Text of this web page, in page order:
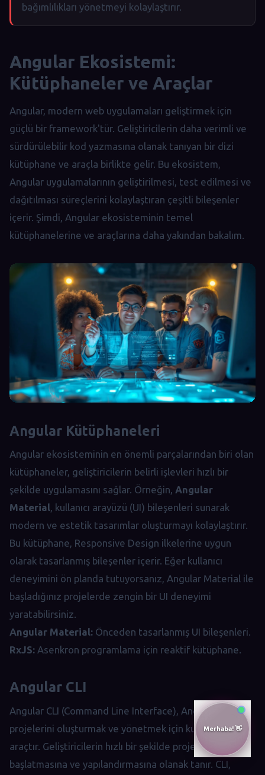
bağımlılıkları yönetmeyi kolaylaştırır.
Angular Ekosistemi:
Kütüphaneler ve Araçlar
Angular, modern web uygulamaları geliştirmek için
güçlü bir framework'tür. Geliştiricilerin daha verimli ve
sürdürülebilir kod yazmasına olanak tanıyan bir dizi
kütüphane ve araçla birlikte gelir. Bu ekosistem,
Angular uygulamalarının geliştirilmesi, test edilmesi ve
dağıtılması süreçlerini kolaylaştıran çeşitli bileşenler
içerir. Şimdi, Angular ekosisteminin temel
kütüphanelerine ve araçlarına daha yakından bakalım.
Angular Kütüphaneleri
Angular ekosisteminin en önemli parçalarından biri olan
kütüphaneler, geliştiricilerin belirli işlevleri hızlı bir
şekilde uygulamasını sağlar. Örneğin, Angular
Material, kullanıcı arayüzü (UI) bileşenleri sunarak
modern ve estetik tasarımlar oluşturmayı kolaylaştırır.
Bu kütüphane, Responsive Design ilkelerine uygun
olarak tasarlanmış bileşenler içerir. Eğer kullanıcı
deneyimini ön planda tutuyorsanız, Angular Material ile
başladığınız projelerde zengin bir UI deneyimi
yaratabilirsiniz.
Angular Material: Önceden tasarlanmış UI bileşenleri.
RxJS: Asenkron programlama için reaktif kütüphane.
Angular CLI
Angular CLI (Command Line Interface), Angular
projelerini oluşturmak ve yönetmek için kullanılan bir
araçtır. Geliştiricilerin hızlı bir şekilde projelerini
başlatmasına ve yapılandırmasına olanak tanır. CLI,